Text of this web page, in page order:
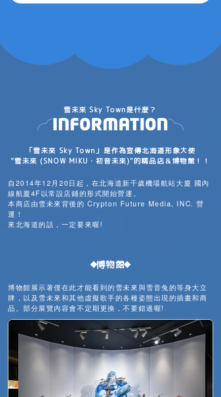
雪未來 Sky Town是什麼？
「雪未來 Sky Town」是作為宣傳北海道形象大使
“雪未來 (SNOW MIKU・初音未來)”的精品店＆博物館！！
自2014年12月20日起，在北海道新千歲機場航站大廈 國內
線航廈4F以常設店鋪的形式開始營運。
本商店由雪未來背後的 Crypton Future Media, INC. 營
運！
來北海道的話，一定要來喔!
博物館
博物館展示著僅在此才能看到的雪未來與雪音兔的等身大立
牌，以及雪未來和其他虛擬歌手的各種姿態出現的插畫和商
品。部分展覽內容會不定期更換，不要錯過喔!